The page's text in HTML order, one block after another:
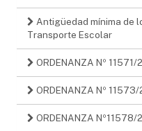
Antigüedad mínima de
Transporte Escolar
ORDENANZA Nº 11571/
ORDENANZA Nº 11573/
ORDENANZA Nº11578/